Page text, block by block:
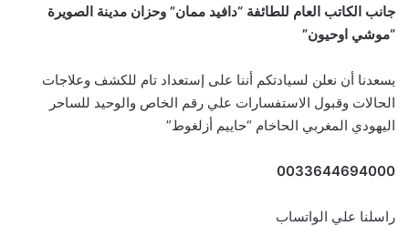
جانب الكاتب العام للطائفة “دافيد ممان” وحزان مدينة الصويرة
“موشي اوحيون”
يسعدنا أن نعلن لسيادتكم أننا على إستعداد تام للكشف وعلاجات
الحالات وقبول الاستفسارات علي رقم الخاص والوحيد للساحر
اليهودي المغربي الحاخام “حاييم أزلغوط”
0033644694000
راسلنا علي الواتساب